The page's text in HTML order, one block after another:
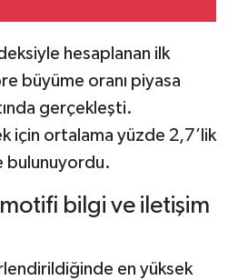
hesaplanan ilk
büyüme oranı piyasa
gerçekleşti.
için ortalama yüzde 2,7’lik
bulunuyordu.
bilgi ve iletişim
en yüksek